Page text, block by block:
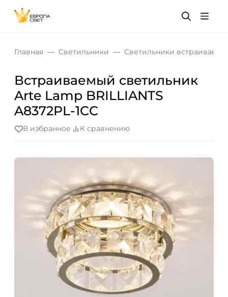
Главная Светильники Светильники
Встраиваемый светильник
Arte Lamp BRILLIANTS
A8372PL-1CC
В избранное К сравнению